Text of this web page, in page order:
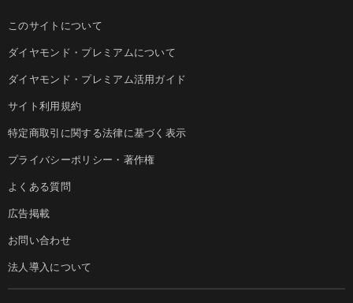
このサイトについて
ダイヤモンド・プレミアムについて
ダイヤモンド・プレミアム活用ガイド
サイト利用規約
特定商取引に関する法律に基づく表示
プライバシーポリシー・著作権
よくある質問
広告掲載
お問い合わせ
法人導入について